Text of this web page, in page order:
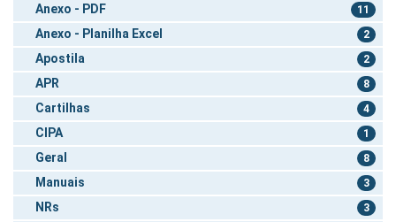
Anexo - PDF 11
Anexo - Planilha Excel 2
Apostila 2
APR 8
Cartilhas 4
CIPA 1
Geral 8
Manuais 3
NRs 3